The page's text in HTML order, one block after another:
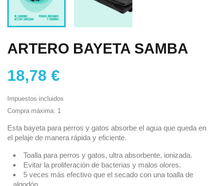
ARTERO BAYETA SAMBA
18,78 €
Impuestos incluidos
Compra máxima: 1
Esta bayeta para perros y gatos absorbe el agua que queda en
el pelaje de manera rápida y eficiente.
Toalla para perros y gatos, ultra absorbente, ionizada.
Evitar la proliferación de bacterias y malos olores.
5 veces más efectivo que el secado con una toalla de
algodón.